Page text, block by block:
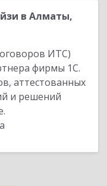
в Алматы,
ИТС)
фирмы 1С.
аттестованных
и решений